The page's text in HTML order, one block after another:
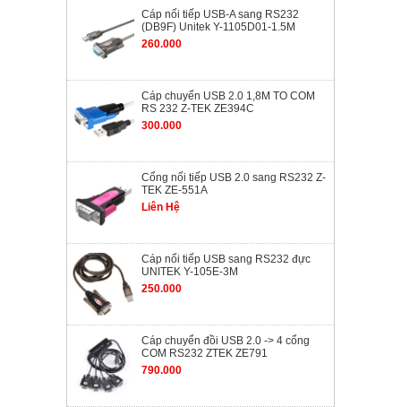
Cáp nối tiếp USB-A sang RS232
(DB9F) Unitek Y-1105D01-1.5M
260.000
Cáp chuyển USB 2.0 1,8M TO COM
RS 232 Z-TEK ZE394C
300.000
Cổng nối tiếp USB 2.0 sang RS232 Z-
TEK ZE-551A
Liên Hệ
Cáp nối tiếp USB sang RS232 đực
UNITEK Y-105E-3M
250.000
Cáp chuyển đồi USB 2.0 -> 4 cổng
COM RS232 ZTEK ZE791
790.000